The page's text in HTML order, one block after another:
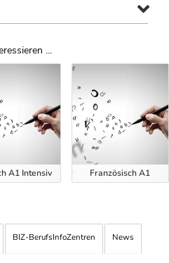
...
A1 Intensiv Französisch A1
BIZ-BerufsInfoZentren News